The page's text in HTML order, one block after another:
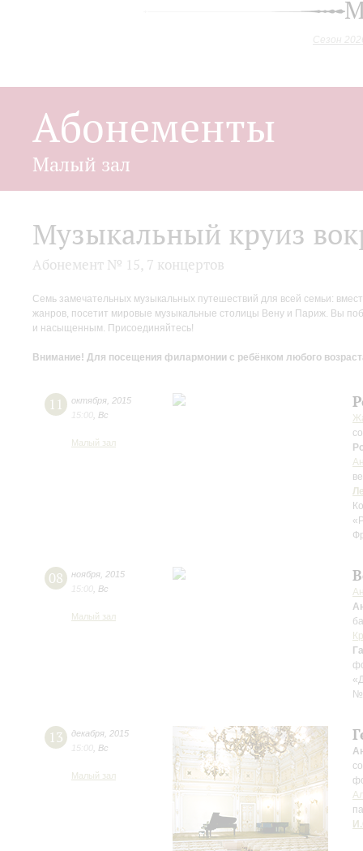
Сезон
Абонементы
Малый зал
Музыкальный круиз
Абонемент № 15, 7 концертов
Семь замечательных музыкальных путешествий для всей семьи:
жанров, посетит мировые музыкальные столицы Вену и Париж. Вы
и насыщенным. Присоединяйтесь!
Внимание! Для посещения филармонии с ребёнком любого
11 октября 2015
15:00 Вс
Малый зал
08 ноября 2015
15:00 Вс
Малый зал
13 декабря 2015
15:00 Вс
Малый зал